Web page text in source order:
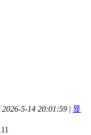
5-14 20:01:59 | 显